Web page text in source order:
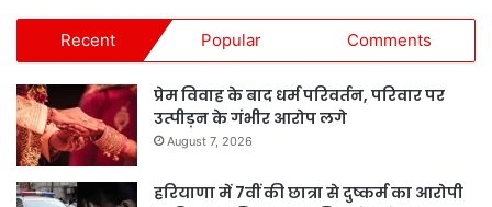
Recent Popular Comments
प्रेम विवाह के बाद धर्म परिवर्तन, परिवार पर
उत्पीड़न के गंभीर आरोप लगे
August 7, 2026
हरियाणा में 7वीं की छात्रा से दुष्कर्म का आरोपी